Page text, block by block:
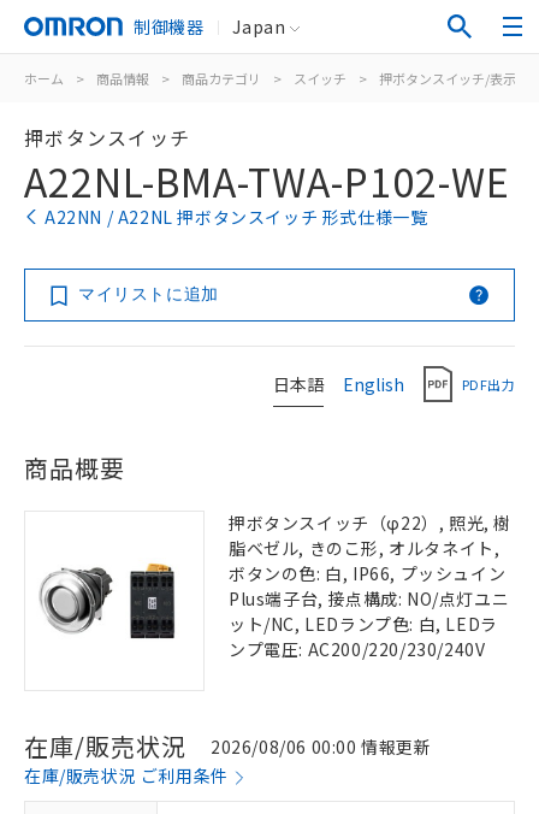
制御機器 Japan
ホーム > 商品情報 > 商品カテゴリ > スイッチ > 押ボタンスイッチ/表示灯
押ボタンスイッチ
A22NL-BMA-TWA-P102-WE
A22NN / A22NL 押ボタンスイッチ 形式仕様一覧
マイリストに追加
日本語 English PDF出力
商品概要
押ボタンスイッチ（φ22）, 照光, 樹
脂ベゼル, きのこ形, オルタネイト,
ボタンの色: 白, IP66, プッシュイン
Plus端子台, 接点構成: NO/点灯ユニ
ット/NC, LEDランプ色: 白, LEDラ
ンプ電圧: AC200/220/230/240V
在庫/販売状況
2026/08/06 00:00 情報更新
在庫/販売状況 ご利用条件